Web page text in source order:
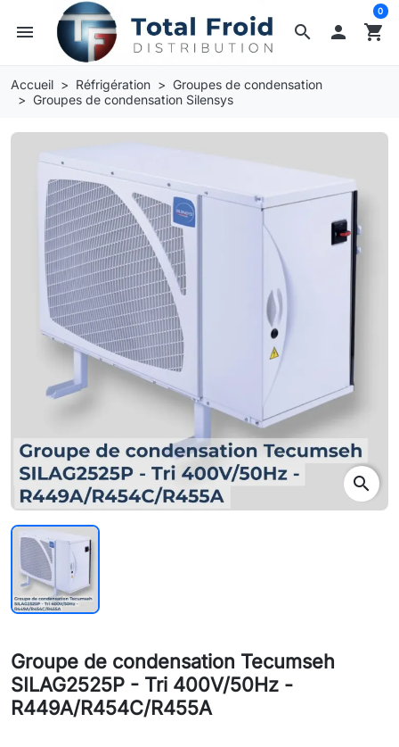
search
menu  shopping_cart
0
Accueil Réfrigération
Groupes de condensation
Groupes de condensation Silensys
search
Groupe de condensation Tecumseh
SILAG2525P - Tri 400V/50Hz -
R449A/R454C/R455A